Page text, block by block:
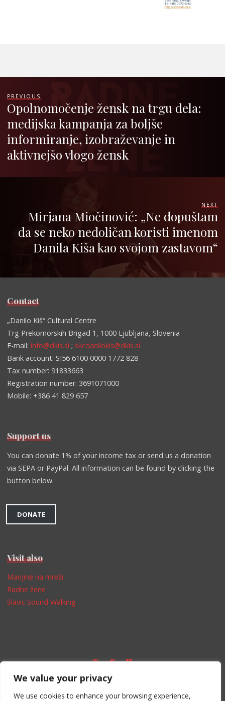
We value your privacy
We use cookies to enhance your browsing experience,
PREVIOUS
Opolnomočenje žensk na trgu dela:
medijska kampanja za boljše
informiranje, izobraževanje in
aktivnejšo vlogo žensk
NEXT
Mirjana Miočinović: „Ne dopuštam
da se neko nedoličan koristi imenom
Danila Kiša kao svojom zastavom“
Contact
„Danilo Kiš“ Cultural Centre
Trg Prekomorskih Brigad 1, 1000 Ljubljana, Slovenia
E-mail:info@dkis.si ; skcdanilokis@dkis.si
Bank account: SI56 6100 0000 1772 828
Tax number: 91833663
Registration number: 3691071000
Mobile: +386 41 829 657
Support us
You can donate 1% of your income tax or send us a donation
via SEPA or PayPal. All information can be found by clicking the
button below.
DONATE
Visit also
Manjine na mreži
Radne žene
Slavic Sound Walking
Impressum